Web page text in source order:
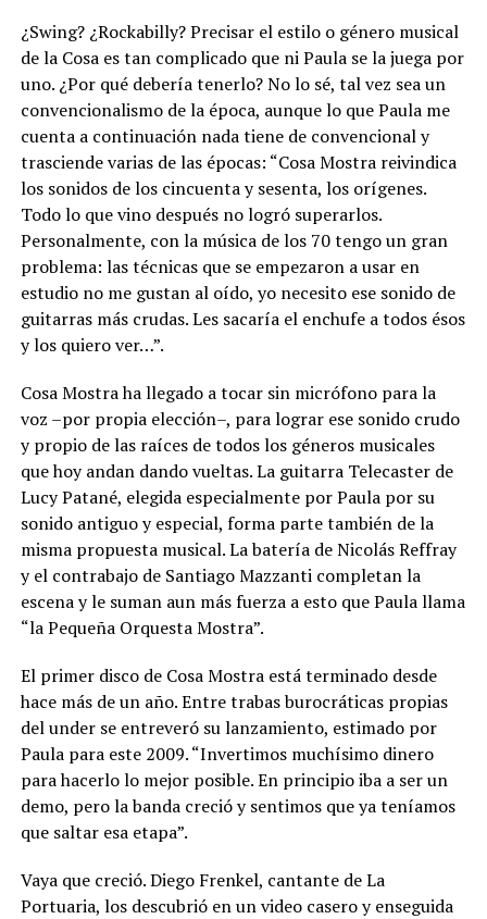
¿Swing? ¿Rockabilly? Precisar el estilo o género musical
de la Cosa es tan complicado que ni Paula se la juega por
uno. ¿Por qué debería tenerlo? No lo sé, tal vez sea un
convencionalismo de la época, aunque lo que Paula me
cuenta a continuación nada tiene de convencional y
trasciende varias de las épocas: “Cosa Mostra reivindica
los sonidos de los cincuenta y sesenta, los orígenes.
Todo lo que vino después no logró superarlos.
Personalmente, con la música de los 70 tengo un gran
problema: las técnicas que se empezaron a usar en
estudio no me gustan al oído, yo necesito ese sonido de
guitarras más crudas. Les sacaría el enchufe a todos ésos
y los quiero ver…”.
Cosa Mostra ha llegado a tocar sin micrófono para la
voz –por propia elección–, para lograr ese sonido crudo
y propio de las raíces de todos los géneros musicales
que hoy andan dando vueltas. La guitarra Telecaster de
Lucy Patané, elegida especialmente por Paula por su
sonido antiguo y especial, forma parte también de la
misma propuesta musical. La batería de Nicolás Reffray
y el contrabajo de Santiago Mazzanti completan la
escena y le suman aun más fuerza a esto que Paula llama
“la Pequeña Orquesta Mostra”.
El primer disco de Cosa Mostra está terminado desde
hace más de un año. Entre trabas burocráticas propias
del under se entreveró su lanzamiento, estimado por
Paula para este 2009. “Invertimos muchísimo dinero
para hacerlo lo mejor posible. En principio iba a ser un
demo, pero la banda creció y sentimos que ya teníamos
que saltar esa etapa”.
Vaya que creció. Diego Frenkel, cantante de La
Portuaria, los descubrió en un video casero y enseguida